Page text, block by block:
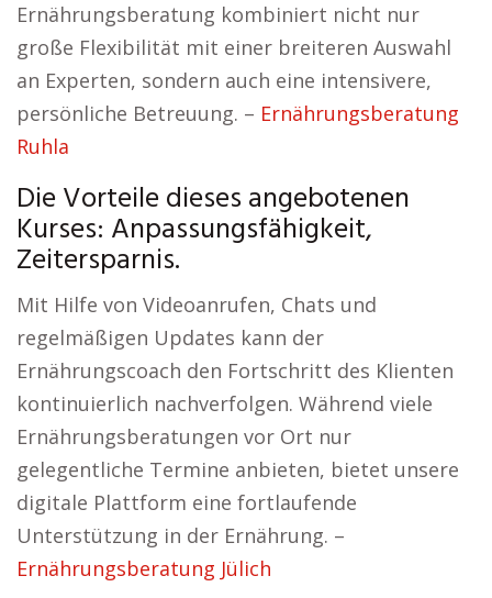
Ernährungsberatung kombiniert nicht nur
große Flexibilität mit einer breiteren Auswahl
an Experten, sondern auch eine intensivere,
persönliche Betreuung. – Ernährungsberatung
Ruhla
Die Vorteile dieses angebotenen
Kurses: Anpassungsfähigkeit,
Zeitersparnis.
Mit Hilfe von Videoanrufen, Chats und
regelmäßigen Updates kann der
Ernährungscoach den Fortschritt des Klienten
kontinuierlich nachverfolgen. Während viele
Ernährungsberatungen vor Ort nur
gelegentliche Termine anbieten, bietet unsere
digitale Plattform eine fortlaufende
Unterstützung in der Ernährung. –
Ernährungsberatung Jülich